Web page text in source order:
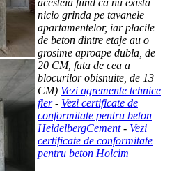
nicio grinda pe tavanele
apartamentelor, iar placile
de beton dintre etaje au o
grosime aproape dubla, de
20 CM, fata de cea a
blocurilor obisnuite, de 13
CM) Vezi agremente tehnice
fier- Vezi certificate de
conformitate pentru beton
HeidelbergCement- Vezi
certificate de conformitate
pentru beton Holcim